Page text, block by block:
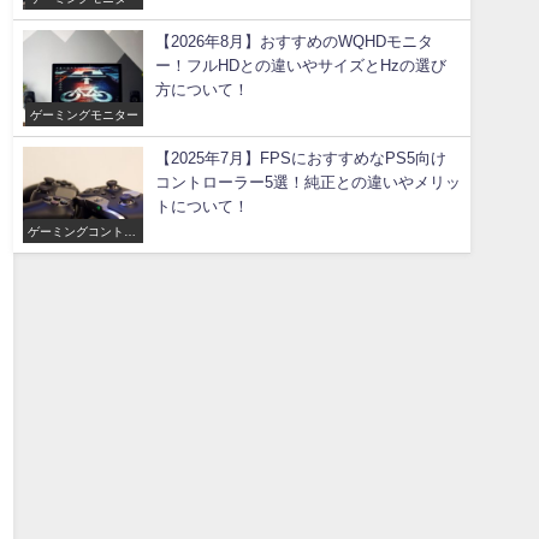
ゲーミングモニター
【2026年8月】おすすめのWQHDモニタ
ー！フルHDとの違いやサイズとHzの選び
方について！
ゲーミングコントロ
ーラー
【2025年7月】FPSにおすすめなPS5向け
コントローラー5選！純正との違いやメリッ
トについて！